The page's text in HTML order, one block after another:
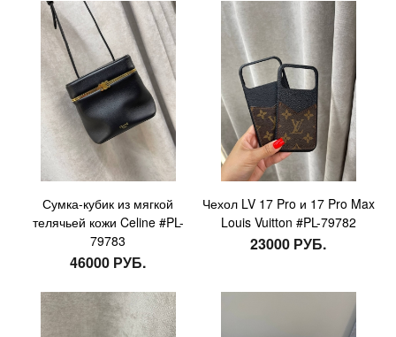
Сумка-кубик из мягкой
телячьей кожи Celine #PL-
79783
46000 РУБ.
Чехол LV 17 Pro и 17 Pro Max
Louis Vuitton #PL-79782
23000 РУБ.